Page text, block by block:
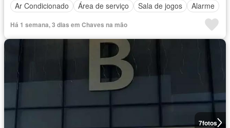
Ar Condicionado
Área de serviço Sala de jogos Alarme
Há 1 semana, 3 dias em Chaves na mão
7fotos